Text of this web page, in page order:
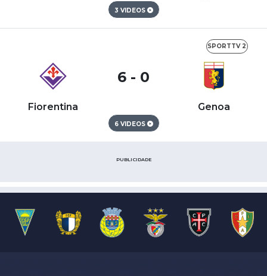
3 VIDEOS
SPORTTV 2
Fiorentina
6 - 0
Genoa
6 VIDEOS
PUBLICIDADE